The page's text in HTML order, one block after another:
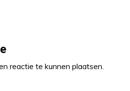
reactie te kunnen plaatsen.